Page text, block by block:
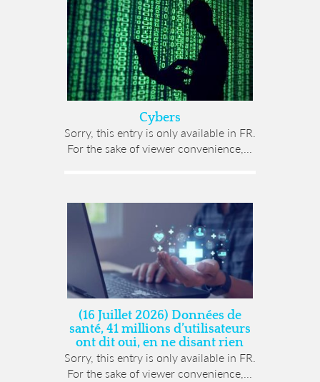
Cybers
Sorry, this entry is only available in FR.
For the sake of viewer convenience,...
(16 Juillet 2026) Données de
santé, 41 millions d’utilisateurs
ont dit oui, en ne disant rien
Sorry, this entry is only available in FR.
For the sake of viewer convenience,...